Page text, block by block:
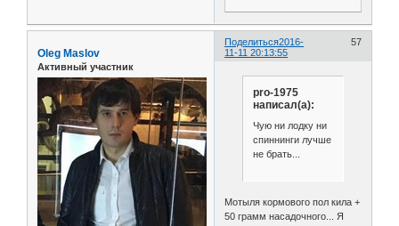
Поделиться 57
2016-
11-11 20:13:55
Oleg Maslov
Активный участник
pro-1975
написал(а):
Чую ни лодку ни
спиннинги лучше
не брать...
Мотыля кормового пол кила +
50 грамм насадочного... Я